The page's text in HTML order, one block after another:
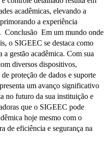
acadêmicas, elevando a
a experiência
Conclusão Em um mundo onde
o SIGEEC se destaca como
a gestão acadêmica. Com sua
diversos dispositivos,
proteção de dados e suporte
um avanço significativo
no futuro da sua instituição e
que o SIGEEC pode
hoje mesmo com o
de eficiência e segurança na